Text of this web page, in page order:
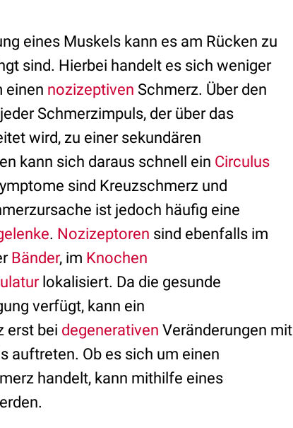
eines Muskels kann es am Rücken zu
sind. Hierbei handelt es sich weniger
einen nozizeptiven Schmerz. Über den
Schmerzimpuls, der über das
wird, zu einer sekundären
kann sich daraus schnell ein Circulus
sind Kreuzschmerz und
ist jedoch häufig eine
. Nozizeptoren sind ebenfalls im
Bänder, im Knochen
lokalisiert. Da die gesunde
verfügt, kann ein
erst bei degenerativen Veränderungen mit
auftreten. Ob es sich um einen
handelt, kann mithilfe eines